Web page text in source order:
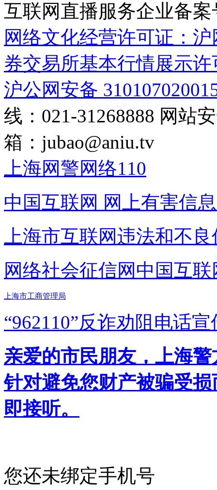
互联网直播服务企业备案
网络文化经营许可证：
券交易所基本行情展示许
沪公网安备
线：021-31268888 网站
箱： jubao@aniu.tv
上海网警网络110
中国互联网 网上有害信
上海市互联网违法和不
网络社会征信网 中国互
上海市工商管理局
“962110”反诈劝阻电话宣
亲爱的市民朋友，上海
针对避免您财产被骗受
即接听。
您还未绑定手机号